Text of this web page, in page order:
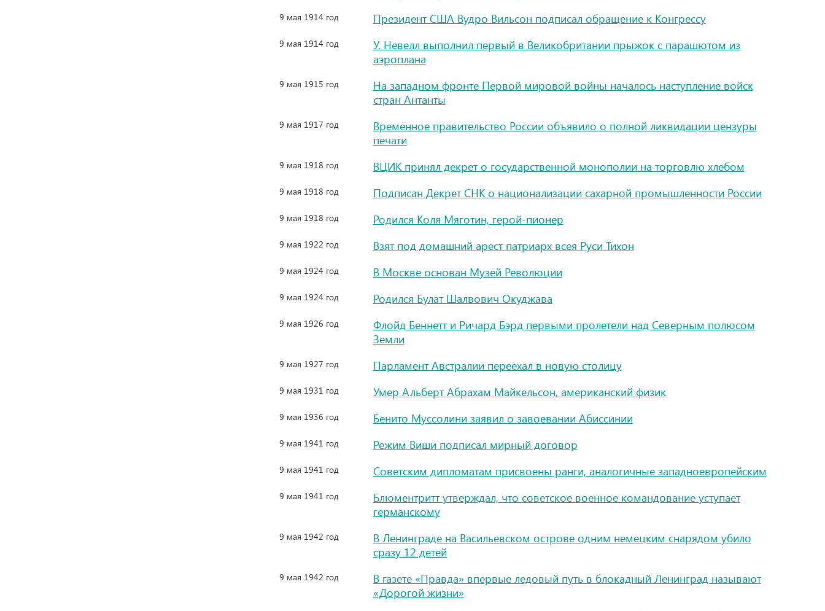
9 мая 1914 год Президент США Вудро Вильсон подписал обращение к Конгрессу
9 мая 1914 год
У. Невелл выполнил первый в Великобритании прыжок с парашютом из
аэроплана
9 мая 1915 год
На западном фронте Первой мировой войны началось наступление войск
стран Антанты
9 мая 1917 год
Временное правительство России объявило о полной ликвидации цензуры
печати
9 мая 1918 год ВЦИК принял декрет о государственной монополии на торговлю хлебом
9 мая 1918 год Подписан Декрет СНК о национализации сахарной промышленности России
9 мая 1918 год Родился Коля Мяготин, герой-пионер
9 мая 1922 год Взят под домашний арест патриарх всея Руси Тихон
9 мая 1924 год В Москве основан Музей Революции
9 мая 1924 год Родился Булат Шалвович Окуджава
9 мая 1926 год
Флойд Беннетт и Ричард Бэрд первыми пролетели над Северным полюсом
Земли
9 мая 1927 год Парламент Австралии переехал в новую столицу
9 мая 1931 год Умер Альберт Абрахам Майкельсон, американский физик
9 мая 1936 год Бенито Муссолини заявил о завоевании Абиссинии
9 мая 1941 год Режим Виши подписал мирный договор
9 мая 1941 год Советским дипломатам присвоены ранги, аналогичные западноевропейским
9 мая 1941 год
Блюментритт утверждал, что советское военное командование уступает
германскому
9 мая 1942 год
В Ленинграде на Васильевском острове одним немецким снарядом убило
сразу 12 детей
9 мая 1942 год
В газете «Правда» впервые ледовый путь в блокадный Ленинград называют
«Дорогой жизни»